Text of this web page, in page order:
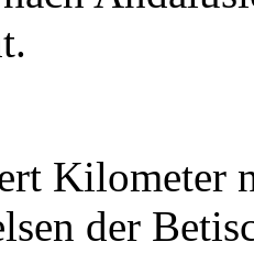
Kilometer
der
Stadt.